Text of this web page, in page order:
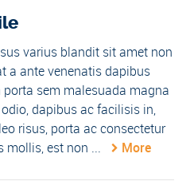
varius blandit sit amet non
a ante venenatis dapibus
sem malesuada magna
dapibus ac facilisis in,
risus, porta ac consectetur
mollis, est non ...
More